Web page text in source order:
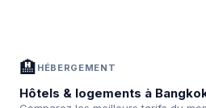
🏨 HÉBERGEMENT
Hôtels & logements à